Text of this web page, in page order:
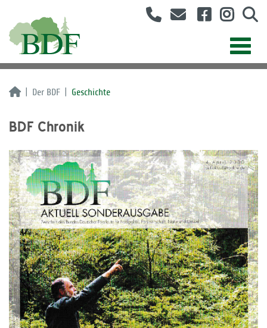
Der BDF Geschichte
BDF Chronik